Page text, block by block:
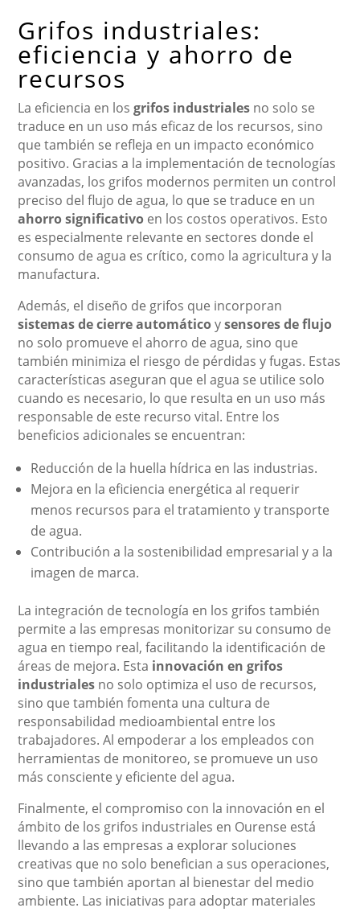
Grifos industriales:
eficiencia y ahorro de
recursos
La eficiencia en losgrifos industriales no solo se
traduce en un uso más eficaz de los recursos, sino
que también se refleja en un impacto económico
positivo. Gracias a la implementación de tecnologías
avanzadas, los grifos modernos permiten un control
preciso del flujo de agua, lo que se traduce en un
ahorro significativo en los costos operativos. Esto
es especialmente relevante en sectores donde el
consumo de agua es crítico, como la agricultura y la
manufactura.
Además, el diseño de grifos que incorporan
sistemas de cierre automáticoysensores de flujo
no solo promueve el ahorro de agua, sino que
también minimiza el riesgo de pérdidas y fugas. Estas
características aseguran que el agua se utilice solo
cuando es necesario, lo que resulta en un uso más
responsable de este recurso vital. Entre los
beneficios adicionales se encuentran:
Reducción de la huella hídrica en las industrias.
Mejora en la eficiencia energética al requerir
menos recursos para el tratamiento y transporte
de agua.
Contribución a la sostenibilidad empresarial y a la
imagen de marca.
La integración de tecnología en los grifos también
permite a las empresas monitorizar su consumo de
agua en tiempo real, facilitando la identificación de
áreas de mejora. Esta innovación en grifos
industriales no solo optimiza el uso de recursos,
sino que también fomenta una cultura de
responsabilidad medioambiental entre los
trabajadores. Al empoderar a los empleados con
herramientas de monitoreo, se promueve un uso
más consciente y eficiente del agua.
Finalmente, el compromiso con la innovación en el
ámbito de los grifos industriales en Ourense está
llevando a las empresas a explorar soluciones
creativas que no solo benefician a sus operaciones,
sino que también aportan al bienestar del medio
ambiente. Las iniciativas para adoptar materiales